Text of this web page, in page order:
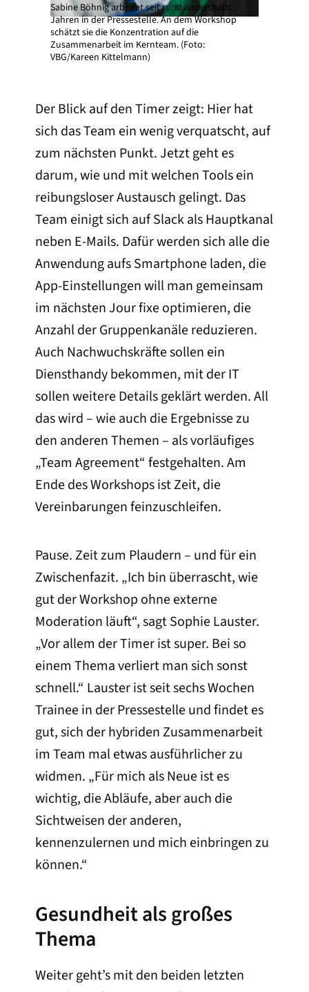
Sabine Böhnig arbeitet seit rund anderthalb
Jahren in der Pressestelle. An dem Workshop
schätzt sie die Konzentration auf die
Zusammenarbeit im Kernteam. (Foto:
VBG/Kareen Kittelmann)
Der Blick auf den Timer zeigt: Hier hat
sich das Team ein wenig verquatscht, auf
zum nächsten Punkt. Jetzt geht es
darum, wie und mit welchen Tools ein
reibungsloser Austausch gelingt. Das
Team einigt sich auf Slack als Hauptkanal
neben E-Mails. Dafür werden sich alle die
Anwendung aufs Smartphone laden, die
App-Einstellungen will man gemeinsam
im nächsten Jour fixe optimieren, die
Anzahl der Gruppenkanäle reduzieren.
Auch Nachwuchskräfte sollen ein
Diensthandy bekommen, mit der IT
sollen weitere Details geklärt werden. All
das wird – wie auch die Ergebnisse zu
den anderen Themen – als vorläufiges
„Team Agreement“ festgehalten. Am
Ende des Workshops ist Zeit, die
Vereinbarungen feinzuschleifen.
Pause. Zeit zum Plaudern – und für ein
Zwischenfazit. „Ich bin überrascht, wie
gut der Workshop ohne externe
Moderation läuft“, sagt Sophie Lauster.
„Vor allem der Timer ist super. Bei so
einem Thema verliert man sich sonst
schnell.“ Lauster ist seit sechs Wochen
Trainee in der Pressestelle und findet es
gut, sich der hybriden Zusammenarbeit
im Team mal etwas ausführlicher zu
widmen. „Für mich als Neue ist es
wichtig, die Abläufe, aber auch die
Sichtweisen der anderen,
kennenzulernen und mich einbringen zu
können.“
Gesundheit als großes
Thema
Weiter geht’s mit den beiden letzten